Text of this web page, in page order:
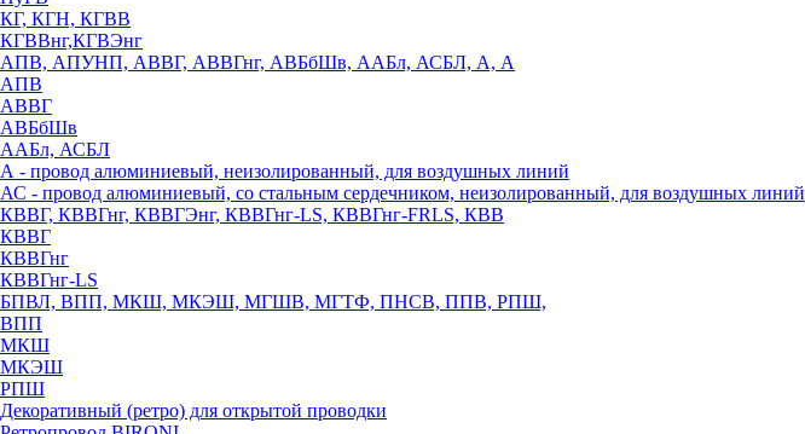
КГ, КГН, КГВВ
КГВВнг,КГВЭнг
АПВ, АПУНП, АВВГ, АВВГнг, АВБбШв, ААБл, АСБЛ, А, А
АПВ
АВВГ
АВБбШв
ААБл, АСБЛ
А - провод алюминиевый, неизолированный, для воздушных линий
АС - провод алюминиевый, со стальным сердечником, неизолированный, для воздушных линий
КВВГ, КВВГнг, КВВГЭнг, КВВГнг-LS, КВВГнг-FRLS, КВВ
КВВГ
КВВГнг
КВВГнг-LS
БПВЛ, ВПП, МКШ, МКЭШ, МГШВ, МГТФ, ПНСВ, ППВ, РПШ,
ВПП
МКШ
МКЭШ
РПШ
Декоративный (ретро) для открытой проводки